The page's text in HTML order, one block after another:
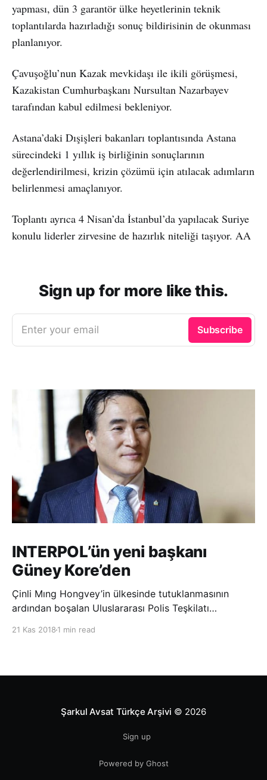
yapması, dün 3 garantör ülke heyetlerinin teknik
toplantılarda hazırladığı sonuç bildirisinin de okunması
planlanıyor.
Çavuşoğlu’nun Kazak mevkidaşı ile ikili görüşmesi,
Kazakistan Cumhurbaşkanı Nursultan Nazarbayev
tarafından kabul edilmesi bekleniyor.
Astana’daki Dışişleri bakanları toplantısında Astana
sürecindeki 1 yıllık iş birliğinin sonuçlarının
değerlendirilmesi, krizin çözümü için atılacak adımların
belirlenmesi amaçlanıyor.
Toplantı ayrıca 4 Nisan’da İstanbul’da yapılacak Suriye
konulu liderler zirvesine de hazırlık niteliği taşıyor. AA
Sign up for more like this.
Enter your email Subscribe
INTERPOL’ün yeni başkanı
Güney Kore’den
Çinli Mıng Hongvey’in ülkesinde tutuklanmasının
ardından boşalan Uluslararası Polis Teşkilatı
21 Kas 2018 1 min read
Şarkul Avsat Türkçe Arşivi © 2026
Sign up
Powered by Ghost